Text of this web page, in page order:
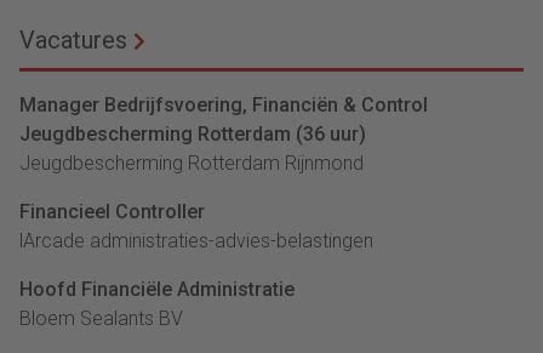
Vacatures
Manager Bedrijfsvoering, Financiën & Control
Jeugdbescherming Rotterdam (36 uur)
Jeugdbescherming Rotterdam Rijnmond
Financieel Controller
lArcade administraties-advies-belastingen
Hoofd Financiële Administratie
Bloem Sealants BV